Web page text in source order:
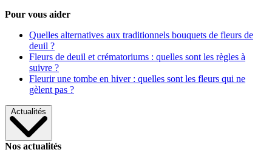
Pour vous aider
Quelles alternatives aux traditionnels bouquets de fleurs de
deuil ?
Fleurs de deuil et crématoriums : quelles sont les règles à
suivre ?
Fleurir une tombe en hiver : quelles sont les fleurs qui ne
gèlent pas ?
Actualités
Nos actualités